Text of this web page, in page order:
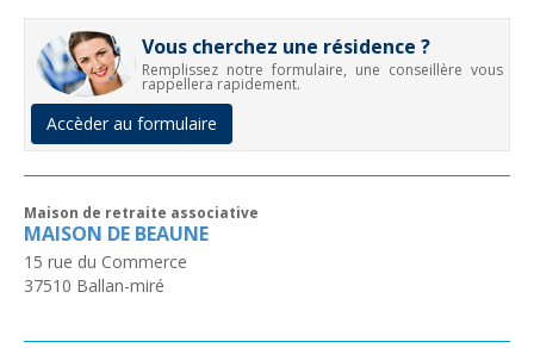
Vous cherchez une résidence ?
Remplissez notre formulaire, une conseillère vous
rappellera rapidement.
Accèder au formulaire
Maison de retraite associative
MAISON DE BEAUNE
15 rue du Commerce
37510 Ballan-miré